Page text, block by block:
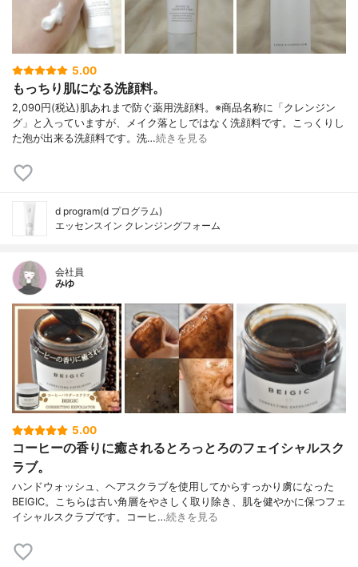
5.00
もっちり肌になる洗顔料。
2,090円(税込)肌あれまで防ぐ薬用洗顔料。※商品名称に「クレンジン
グ」と入っていますが、メイク落としではなく洗顔料です。こっくりし
た泡が出来る洗顔料です。洗…続きを見る
d program(d プログラム)
エッセンスイン クレンジングフォーム
会社員
みゆ
5.00
コーヒーの香りに癒されるとろっとろのフェイシャルスク
ラブ。
ハンドウォッシュ、ヘアスクラブを使用してからすっかり虜になった
BEIGIC。こちらは古い角層をやさしく取り除き、肌を健やかに保つフェ
イシャルスクラブです。コーヒ…続きを見る